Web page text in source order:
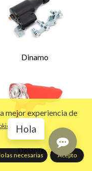
Dinamo
Delantera
mejor experiencia de
las necesarias Acepto
Hola